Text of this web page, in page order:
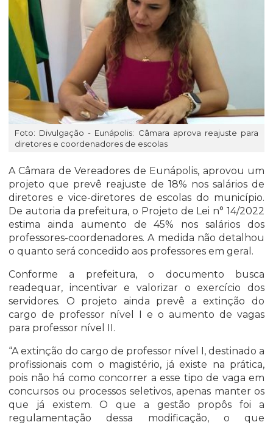
Foto: Divulgação - Eunápolis: Câmara aprova reajuste para
diretores e coordenadores de escolas
A Câmara de Vereadores de Eunápolis, aprovou um
projeto que prevê reajuste de 18% nos salários de
diretores e vice-diretores de escolas do município.
De autoria da prefeitura, o Projeto de Lei n° 14/2022
estima ainda aumento de 45% nos salários dos
professores-coordenadores. A medida não detalhou
o quanto será concedido aos professores em geral.
Conforme a prefeitura, o documento busca
readequar, incentivar e valorizar o exercício dos
servidores. O projeto ainda prevê a extinção do
cargo de professor nível I e o aumento de vagas
para professor nível II.
“A extinção do cargo de professor nível I, destinado a
profissionais com o magistério, já existe na prática,
pois não há como concorrer a esse tipo de vaga em
concursos ou processos seletivos, apenas manter os
que já existem. O que a gestão propôs foi a
regulamentação dessa modificação, o que